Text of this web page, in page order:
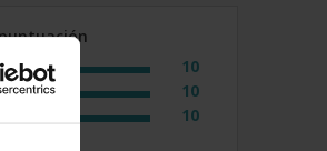
10
10
10